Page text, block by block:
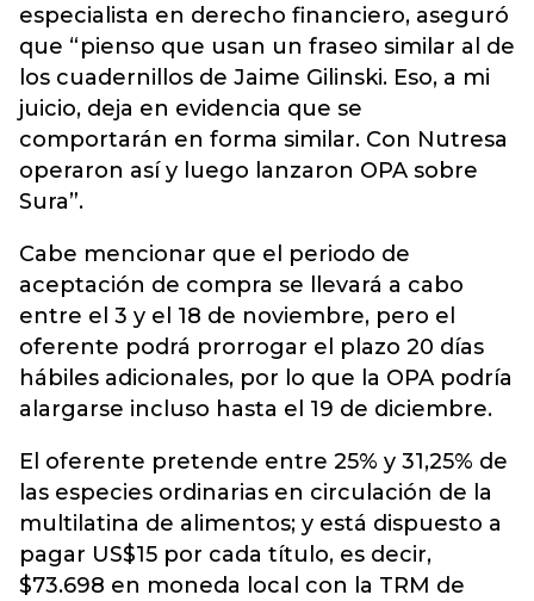
especialista en derecho financiero, aseguró
que “pienso que usan un fraseo similar al de
los cuadernillos de Jaime Gilinski. Eso, a mi
juicio, deja en evidencia que se
comportarán en forma similar. Con Nutresa
operaron así y luego lanzaron OPA sobre
Sura”.
Cabe mencionar que el periodo de
aceptación de compra se llevará a cabo
entre el 3 y el 18 de noviembre, pero el
oferente podrá prorrogar el plazo 20 días
hábiles adicionales, por lo que la OPA podría
alargarse incluso hasta el 19 de diciembre.
El oferente pretende entre 25% y 31,25% de
las especies ordinarias en circulación de la
multilatina de alimentos; y está dispuesto a
pagar US$15 por cada título, es decir,
$73.698 en moneda local con la TRM de